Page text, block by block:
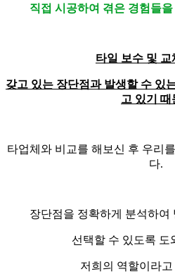
직접 시공하여 겪은 경험들
타일 보수 및 교
갖고 있는 장단점과 발생할 수 있
고 있기 때
타업체와 비교를 해보신 후 우리
다.
장단점을 정확하게 분석하여
선택할 수 있도록 도
저희의 역할이라고